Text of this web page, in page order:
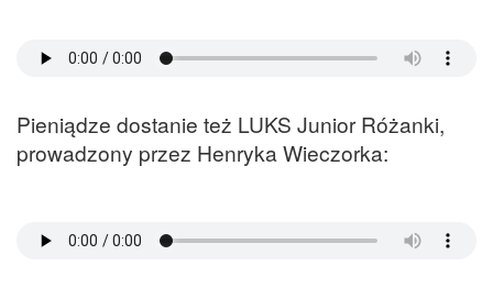
Pieniądze dostanie też LUKS Junior Różanki,
prowadzony przez Henryka Wieczorka: